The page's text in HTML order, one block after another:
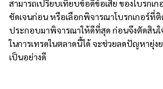
สามารถเปรียบเทียบข้อดีข้อเสีย ของโบรกเ
ชัดเจนก่อน หรือเลือกพิจารณาโบรกเกอร์ที่
ประกอบมาพิจารณาให้ดีที่สุด ก่อนจึงตัดสินใ
ในการเทรดในตลาดนี้ได้ จะช่วยลดปัญหายุ่
เป็นอย่างดี